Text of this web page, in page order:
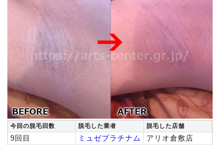
今回の脱毛回数 脱毛した業者 脱毛した店舗
9回目 ミュゼプラチナム アリオ倉敷店